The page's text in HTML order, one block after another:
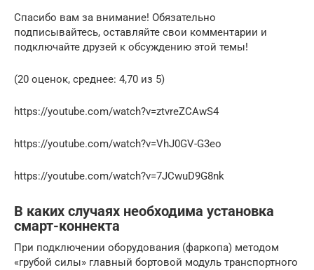
Спасибо вам за внимание! Обязательно
подписывайтесь, оставляйте свои комментарии и
подключайте друзей к обсуждению этой темы!
(20 оценок, среднее: 4,70 из 5)
https://youtube.com/watch?v=ztvreZCAwS4
https://youtube.com/watch?v=VhJ0GV-G3eo
https://youtube.com/watch?v=7JCwuD9G8nk
В каких случаях необходима установка
смарт-коннекта
При подключении оборудования (фаркопа) методом
«грубой силы» главный бортовой модуль транспортного